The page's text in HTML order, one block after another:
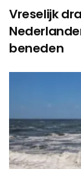
Vreselijk
beneden